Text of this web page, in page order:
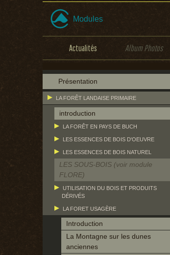
Modules
Actualités Album Photos
Présentation
LA FORÊT LANDAISE PRIMAIRE
introduction
LA FORÊT EN PAYS DE BUCH
LES ESSENCES DE BOIS D'OEUVRE
LES ESSENCES DE BOIS NATUREL
LES SOUS-BOIS (voir module
FLORE)
UTILISATION DU BOIS ET PRODUITS
DÉRIVÉS
LA FORET USAGÈRE
Introduction
La Montagne sur les dunes
anciennes